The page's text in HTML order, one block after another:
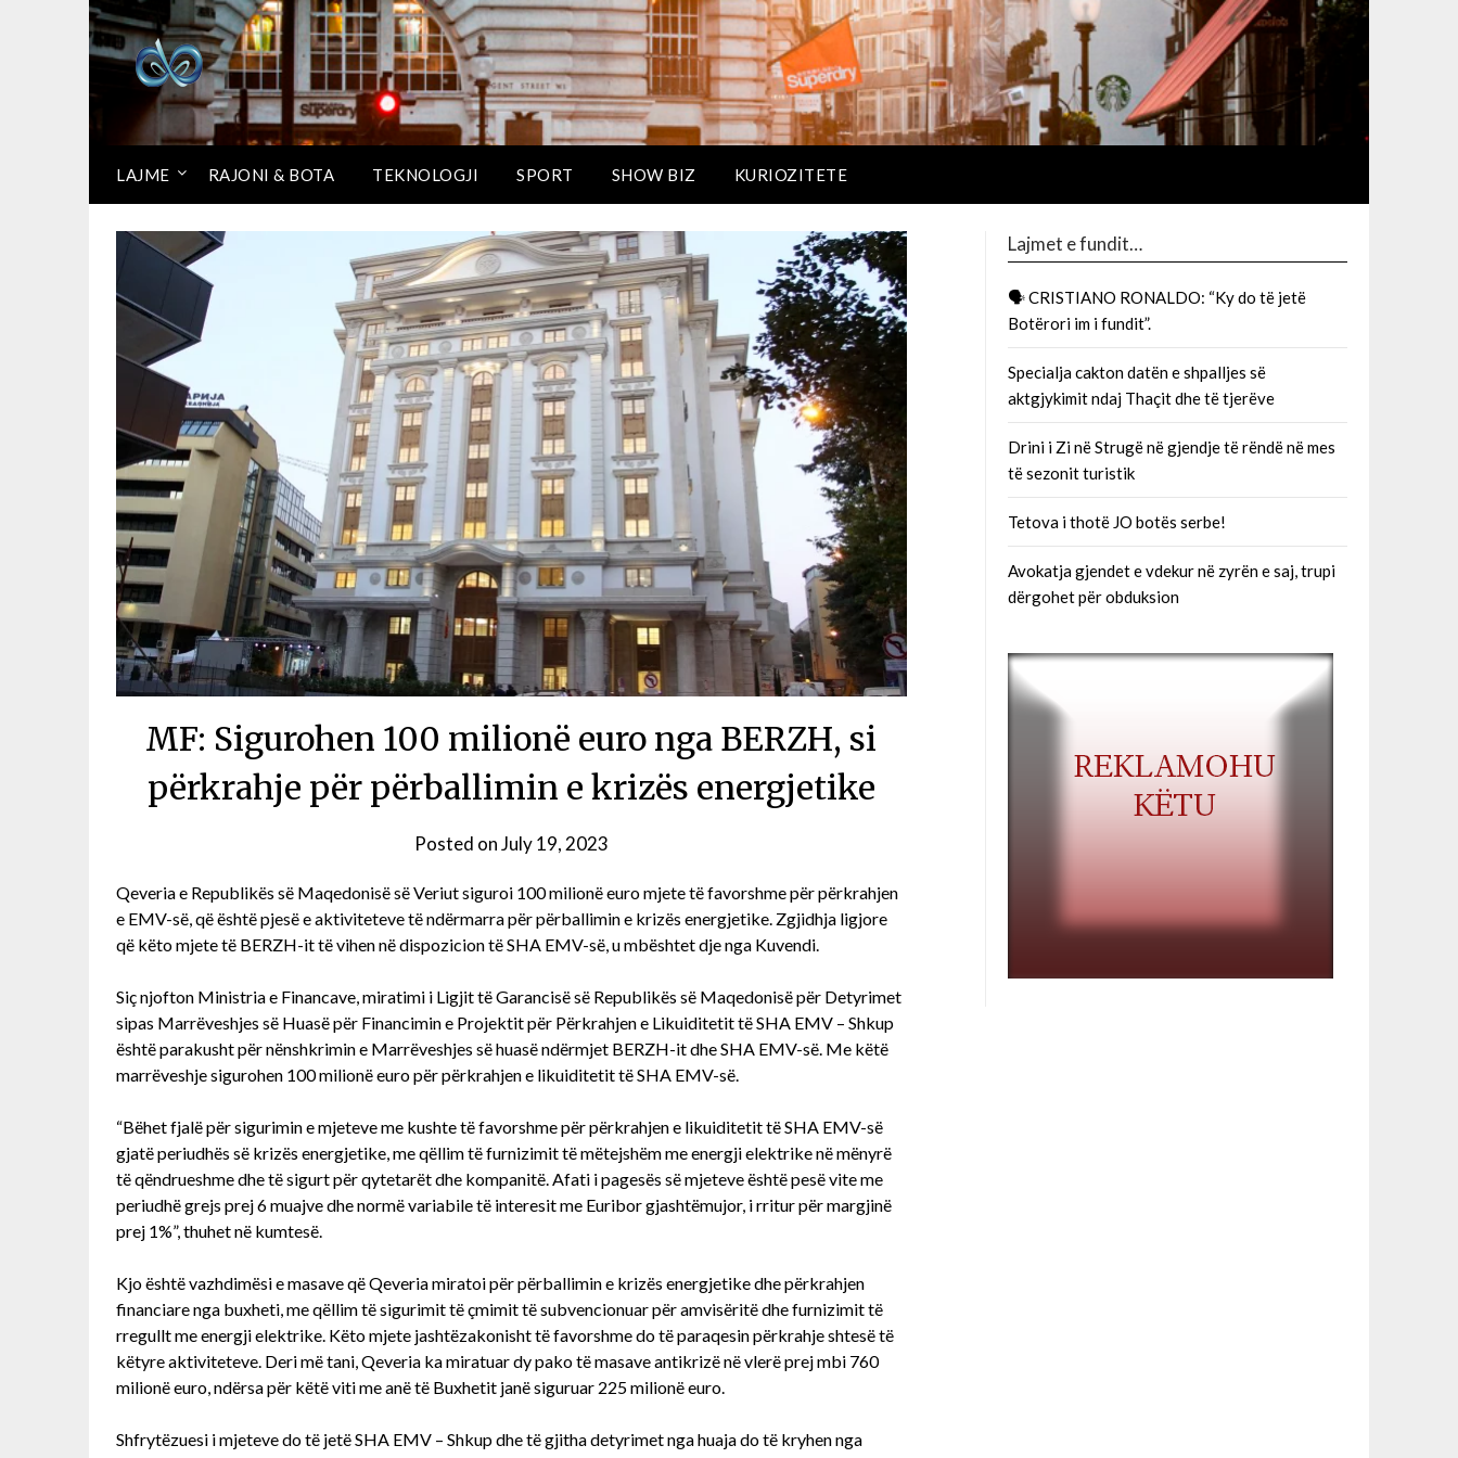
LAJME RAJONI & BOTA TEKNOLOGJI SPORT SHOW BIZ KURIOZITETE
MF: Sigurohen 100 milionë euro nga BERZH, si
përkrahje për përballimin e krizës energjetike
Posted onJuly 19, 2023
Qeveria e Republikës së Maqedonisë së Veriut siguroi 100 milionë euro mjete të favorshme për përkrahjen
e EMV-së, që është pjesë e aktiviteteve të ndërmarra për përballimin e krizës energjetike. Zgjidhja ligjore
që këto mjete të BERZH-it të vihen në dispozicion të SHA EMV-së, u mbështet dje nga Kuvendi.
Siç njofton Ministria e Financave, miratimi i Ligjit të Garancisë së Republikës së Maqedonisë për Detyrimet
sipas Marrëveshjes së Huasë për Financimin e Projektit për Përkrahjen e Likuiditetit të SHA EMV – Shkup
është parakusht për nënshkrimin e Marrëveshjes së huasë ndërmjet BERZH-it dhe SHA EMV-së. Me këtë
marrëveshje sigurohen 100 milionë euro për përkrahjen e likuiditetit të SHA EMV-së.
“Bëhet fjalë për sigurimin e mjeteve me kushte të favorshme për përkrahjen e likuiditetit të SHA EMV-së
gjatë periudhës së krizës energjetike, me qëllim të furnizimit të mëtejshëm me energji elektrike në mënyrë
të qëndrueshme dhe të sigurt për qytetarët dhe kompanitë. Afati i pagesës së mjeteve është pesë vite me
periudhë grejs prej 6 muajve dhe normë variabile të interesit me Euribor gjashtëmujor, i rritur për margjinë
prej 1%”, thuhet në kumtesë.
Kjo është vazhdimësi e masave që Qeveria miratoi për përballimin e krizës energjetike dhe përkrahjen
financiare nga buxheti, me qëllim të sigurimit të çmimit të subvencionuar për amvisëritë dhe furnizimit të
rregullt me energji elektrike. Këto mjete jashtëzakonisht të favorshme do të paraqesin përkrahje shtesë të
këtyre aktiviteteve. Deri më tani, Qeveria ka miratuar dy pako të masave antikrizë në vlerë prej mbi 760
milionë euro, ndërsa për këtë viti me anë të Buxhetit janë siguruar 225 milionë euro.
Shfrytëzuesi i mjeteve do të jetë SHA EMV – Shkup dhe të gjitha detyrimet nga huaja do të kryhen nga
Lajmet e fundit…
🗣 CRISTIANO RONALDO: “Ky do të jetë
Botërori im i fundit”.
Specialja cakton datën e shpalljes së
aktgjykimit ndaj Thaçit dhe të tjerëve
Drini i Zi në Strugë në gjendje të rëndë në mes
të sezonit turistik
Tetova i thotë JO botës serbe!
Avokatja gjendet e vdekur në zyrën e saj, trupi
dërgohet për obduksion